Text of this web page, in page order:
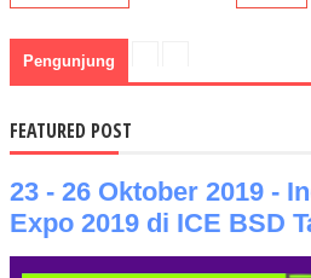
Pengunjung
FEATURED POST
23 - 26 Oktober 2019 -
Expo 2019 di ICE BSD